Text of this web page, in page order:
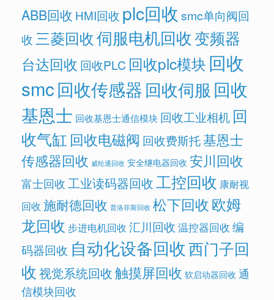
ABB回收 HMI回收 plc回收 smc单向阀回
收三菱回收伺服电机回收变频器
台达回收 回收PLC 回收plc模块 回收
smc回收传感器回收伺服 回收
基恩士 回收基恩士通信模块 回收工业相机 回
收气缸 回收电磁阀 回收费斯托基恩士
传感器回收 威纶通回收 安全继电器回收 安川回收
富士回收工业读码器回收工控回收 康耐视
回收 施耐德回收 普洛菲斯回收 松下回收欧姆
龙回收 步进电机回收 汇川回收 温控器回收 编
码器回收 自动化设备回收西门子回
收视觉系统回收触摸屏回收 软启动器回收 通
信模块回收